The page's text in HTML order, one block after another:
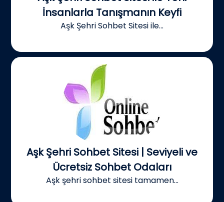
İnsanlarla Tanışmanın Keyfi
Aşk Şehri Sohbet Sitesi ile...
Aşk Şehri Sohbet Sitesi | Seviyeli ve
Ücretsiz Sohbet Odaları
Aşk şehri sohbet sitesi tamamen...